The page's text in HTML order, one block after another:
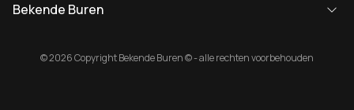
Bekende Buren
© 2026 Copyright Bekende Buren © - alle rechten voorbehouden